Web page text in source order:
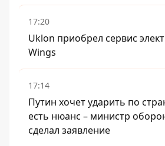
17:20
Uklon приобрел сервис
Wings
17:14
Путин хочет ударить по
есть нюанс – министр
сделал заявление